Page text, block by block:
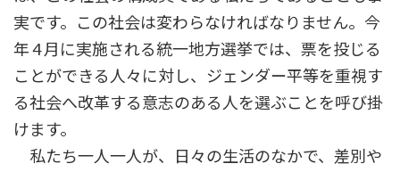
実です。この社会は変わらなければなりません。今
年 4 月に実施される統一地方選挙では、票を投じる
ことができる人々に対し、ジェンダー平等を重視す
る社会へ改革する意志のある人を選ぶことを呼び掛
けます。
私たち一人一人が、日々の生活のなかで、差別や